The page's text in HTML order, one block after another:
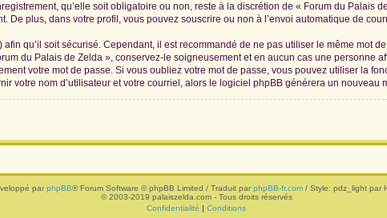
qu’elle soit obligatoire ou non, reste à la discrétion de « Forum du Palais
De plus, dans votre profil, vous pouvez souscrire ou non à l’envoi automatique de
qu’il soit sécurisé. Cependant, il est recommandé de ne pas utiliser le même mot
du Palais de Zelda », conservez-le soigneusement et en aucun cas une personne
votre mot de passe. Si vous oubliez votre mot de passe, vous pouvez utiliser la
votre nom d’utilisateur et votre courriel, alors le logiciel phpBB générera un nouveau
par phpBB® Forum Software © phpBB Limited / Traduit par phpBB-fr.com/ Style: pdz_light par
© 2003-2019 palaiszelda.com - Tous droits réservés
Confidentialité | Conditions